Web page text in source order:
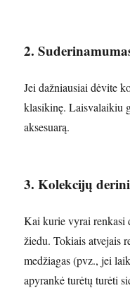
2.
Jei dažniausiai dėvite
klasikinę. Laisvalaikiu
aksesuarą.
3. Kolekcijų
Kai kurie vyrai renkasi
žiedu. Tokiais atvejais
medžiagas (pvz., jei
apyrankė turėtų turėti